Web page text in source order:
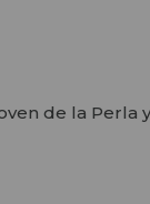
de la